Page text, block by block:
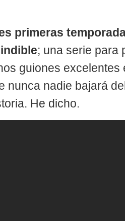
primeras
; una serie para
guiones excelentes
nunca nadie bajará
He dicho.